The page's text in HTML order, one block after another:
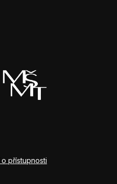
přístupnosti